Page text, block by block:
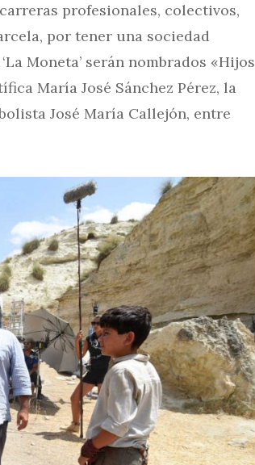
profesionales, colectivos,
por tener una sociedad
Moneta’ serán nombrados «Hijos
María José Sánchez Pérez, la
José María Callejón, entre